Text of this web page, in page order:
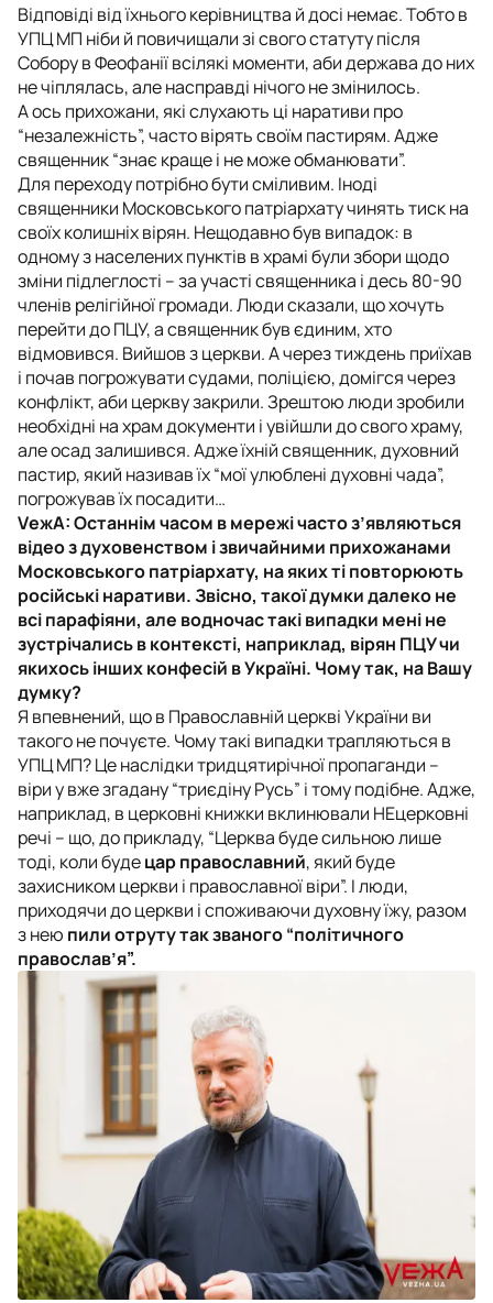
Відповіді від їхнього керівництва й досі немає. Тобто в
УПЦ МП ніби й повичищали зі свого статуту після
Собору в Феофанії всілякі моменти, аби держава до них
не чіплялась, але насправді нічого не змінилось.
А ось прихожани, які слухають ці наративи про
“незалежність”, часто вірять своїм пастирям. Адже
священник “знає краще і не може обманювати”.
Для переходу потрібно бути сміливим. Іноді
священники Московського патріархату чинять тиск на
своїх колишніх вірян. Нещодавно був випадок: в
одному з населених пунктів в храмі були збори щодо
зміни підлеглості – за участі священника і десь 80-90
членів релігійної громади. Люди сказали, що хочуть
перейти до ПЦУ, а священник був єдиним, хто
відмовився. Вийшов з церкви. А через тиждень приїхав
і почав погрожувати судами, поліцією, домігся через
конфлікт, аби церкву закрили. Зрештою люди зробили
необхідні на храм документи і увійшли до свого храму,
але осад залишився. Адже їхній священник, духовний
пастир, який називав їх “мої улюблені духовні чада”,
погрожував їх посадити…
VежА: Останнім часом в мережі часто з’являються
відео з духовенством і звичайними прихожанами
Московського патріархату, на яких ті повторюють
російські наративи. Звісно, такої думки далеко не
всі парафіяни, але водночас такі випадки мені не
зустрічались в контексті, наприклад, вірян ПЦУ чи
якихось інших конфесій в Україні. Чому так, на Вашу
думку?
Я впевнений, що в Православній церкві України ви
такого не почуєте. Чому такі випадки трапляються в
УПЦ МП? Це наслідки тридцятирічної пропаганди –
віри у вже згадану “триєдіну Русь” і тому подібне. Адже,
наприклад, в церковні книжки вклинювали НЕцерковні
речі – що, до прикладу, “Церква буде сильною лише
тоді, коли будецар православний, який буде
захисником церкви і православної віри”. І люди,
приходячи до церкви і споживаючи духовну їжу, разом
з нею пили отруту так званого “політичного
православ’я”.